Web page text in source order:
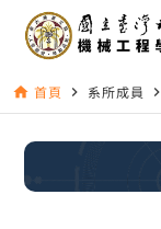
home 首頁 navigate_next 系所成員 navigate_next